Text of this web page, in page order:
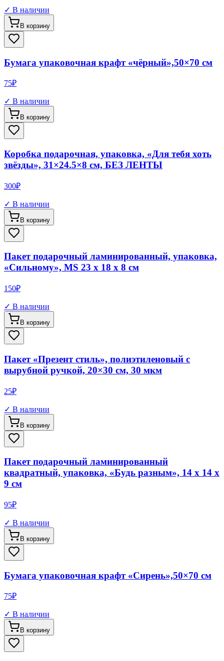
✓ В наличии
В корзину
Бумага упаковочная крафт «чёрный»,50×70 см
75₽
✓ В наличии
В корзину
Коробка подарочная, упаковка, «Для тебя хоть
звёзды», 31×24.5×8 см, БЕЗ ЛЕНТЫ
300₽
✓ В наличии
В корзину
Пакет подарочный ламинированный, упаковка,
«Сильному», MS 23 х 18 х 8 см
150₽
✓ В наличии
В корзину
Пакет «Презент стиль», полиэтиленовый с
вырубной ручкой, 20×30 см, 30 мкм
25₽
✓ В наличии
В корзину
Пакет подарочный ламинированный
квадратный, упаковка, «Будь разным», 14 х 14 х
9 см
95₽
✓ В наличии
В корзину
Бумага упаковочная крафт «Сирень»,50×70 см
75₽
✓ В наличии
В корзину